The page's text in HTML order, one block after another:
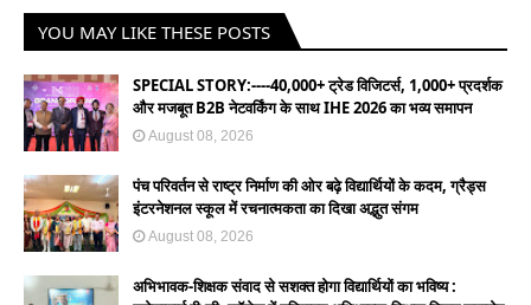
YOU MAY LIKE THESE POSTS
SPECIAL STORY:----40,000+ ट्रेड विजिटर्स, 1,000+ प्रदर्शक
और मजबूत B2B नेटवर्किंग के साथ IHE 2026 का भव्य समापन
August 08, 2026
पंच परिवर्तन से राष्ट्र निर्माण की ओर बढ़े विद्यार्थियों के कदम, ग्रैड्स
इंटरनेशनल स्कूल में रचनात्मकता का दिखा अद्भुत संगम
August 08, 2026
अभिभावक-शिक्षक संवाद से सशक्त होगा विद्यार्थियों का भविष्य :